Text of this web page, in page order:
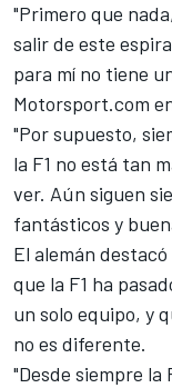
"Primero que
salir de este
para mí no tiene
Motorsport.com
"Por supuesto,
la F1 no está tan
ver. Aún siguen
fantásticos y
El alemán
que la F1 ha
un solo equipo, y
no es diferente.
"Desde siempre la